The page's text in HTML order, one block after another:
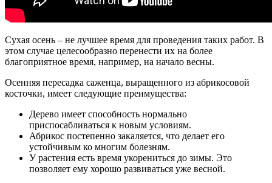
Сухая осень – не лучшее время для проведения таких работ. В
этом случае целесообразно перенести их на более
благоприятное время, например, на начало весны.
Осенняя пересадка саженца, выращенного из абрикосовой
косточки, имеет следующие преимущества:
Дерево имеет способность нормально
приспосабливаться к новым условиям.
Абрикос постепенно закаляется, что делает его
устойчивым ко многим болезням.
У растения есть время укорениться до зимы. Это
позволяет ему хорошо развиваться уже весной.